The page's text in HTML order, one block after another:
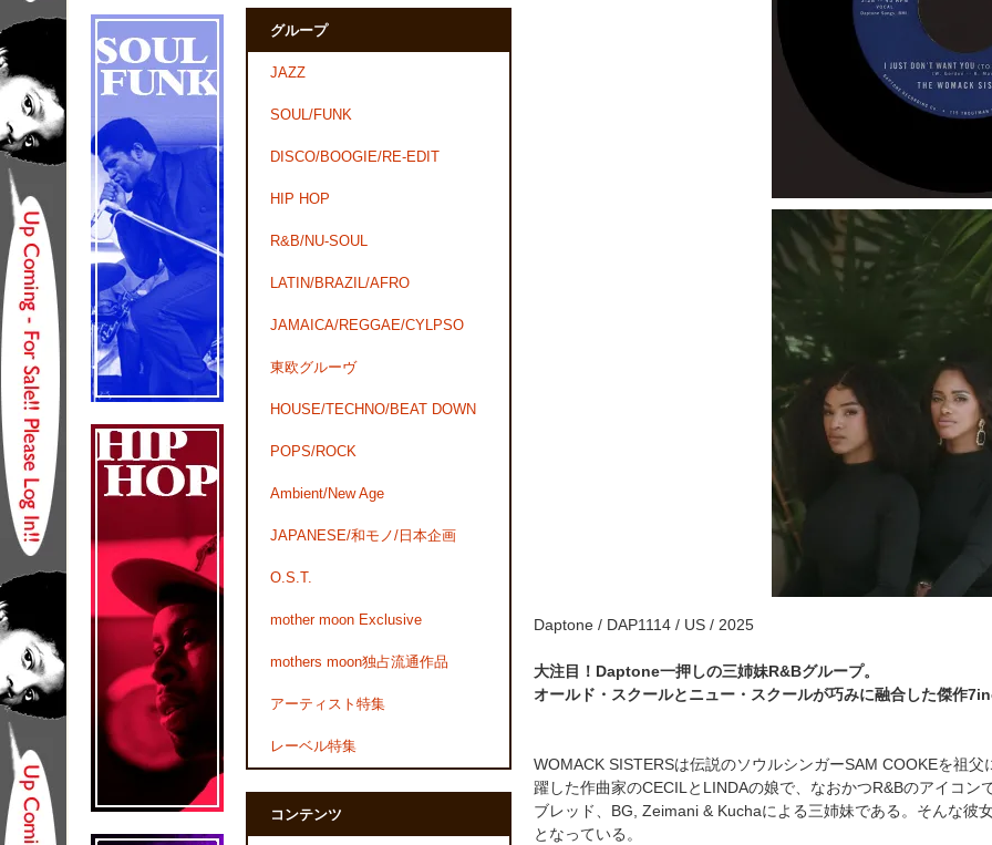
Daptone / DAP1114 / US / 2025
大注目！Daptone一押しの三姉妹R&Bグループ。
オールド・スクールとニュー・スクールが巧みに融合した傑作
WOMACK SISTERSは伝説のソウルシンガーSAM COOKEを祖
躍した作曲家のCECILとLINDAの娘で、なおかつR&Bのアイコ
ブレッド、BG, Zeimani & Kuchaによる三姉妹である。そんな彼
となっている。
グループ
JAZZ
SOUL/FUNK
DISCO/BOOGIE/RE-EDIT
HIP HOP
R&B/NU-SOUL
LATIN/BRAZIL/AFRO
JAMAICA/REGGAE/CYLPSO
東欧グルーヴ
HOUSE/TECHNO/BEAT DOWN
POPS/ROCK
Ambient/New Age
JAPANESE/和モノ/日本企画
O.S.T.
mother moon Exclusive
mothers moon独占流通作品
アーティスト特集
レーベル特集
コンテンツ